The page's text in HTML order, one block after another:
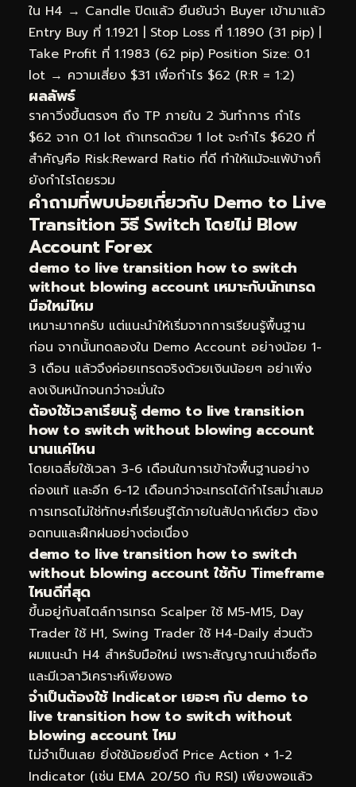
ใน H4 → Candle ปิดแล้ว ยืนยันว่า Buyer เข้ามาแล้ว
Entry Buy ที่ 1.1921 | Stop Loss ที่ 1.1890 (31 pip) |
Take Profit ที่ 1.1983 (62 pip) Position Size: 0.1
lot → ความเสี่ยง $31 เพื่อกำไร $62 (R:R = 1:2)
ผลลัพธ์
ราคาวิ่งขึ้นตรงๆ ถึง TP ภายใน 2 วันทำการ กำไร
$62 จาก 0.1 lot ถ้าเทรดด้วย 1 lot จะกำไร $620 ที่
สำคัญคือ Risk:Reward Ratio ที่ดี ทำให้แม้จะแพ้บ้างก็
ยังกำไรโดยรวม
คำถามที่พบบ่อยเกี่ยวกับ Demo to Live
Transition วิธี Switch โดยไม่ Blow
Account Forex
demo to live transition how to switch
without blowing account เหมาะกับนักเทรด
มือใหม่ไหม
เหมาะมากครับ แต่แนะนำให้เริ่มจากการเรียนรู้พื้นฐาน
ก่อน จากนั้นทดลองใน Demo Account อย่างน้อย 1-
3 เดือน แล้วจึงค่อยเทรดจริงด้วยเงินน้อยๆ อย่าเพิ่ง
ลงเงินหนักจนกว่าจะมั่นใจ
ต้องใช้เวลาเรียนรู้ demo to live transition
how to switch without blowing account
นานแค่ไหน
โดยเฉลี่ยใช้เวลา 3-6 เดือนในการเข้าใจพื้นฐานอย่าง
ถ่องแท้ และอีก 6-12 เดือนกว่าจะเทรดได้กำไรสม่ำเสมอ
การเทรดไม่ใช่ทักษะที่เรียนรู้ได้ภายในสัปดาห์เดียว ต้อง
อดทนและฝึกฝนอย่างต่อเนื่อง
demo to live transition how to switch
without blowing account ใช้กับ Timeframe
ไหนดีที่สุด
ขึ้นอยู่กับสไตล์การเทรด Scalper ใช้ M5-M15, Day
Trader ใช้ H1, Swing Trader ใช้ H4-Daily ส่วนตัว
ผมแนะนำ H4 สำหรับมือใหม่ เพราะสัญญาณน่าเชื่อถือ
และมีเวลาวิเคราะห์เพียงพอ
จำเป็นต้องใช้ Indicator เยอะๆ กับ demo to
live transition how to switch without
blowing account ไหม
ไม่จำเป็นเลย ยิ่งใช้น้อยยิ่งดี Price Action + 1-2
Indicator (เช่น EMA 20/50 กับ RSI) เพียงพอแล้ว